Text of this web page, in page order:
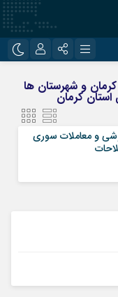
کرمان و شهرستان ها
کرمان
و معاملات سوری